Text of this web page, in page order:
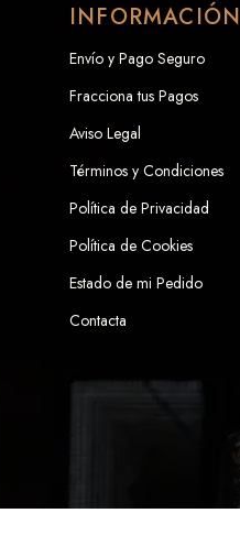
INFORMACIÓN
Envío y Pago Seguro
Fracciona tus Pagos
Aviso Legal
Términos y Condiciones
Política de Privacidad
Política de Cookies
Estado de mi Pedido
Contacta